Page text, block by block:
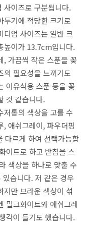
사이즈로 구분됩니다.
두기에 적당한 크기로
엄 사이즈는 일반 크
높이가 13.7cm입니다.
, 가끔씩 작은 스푼을 꽂
의 필요성을 느끼기도
이유식용 스푼 등을 꽂
것 같습니다.
저통의 색상을 고를 수
, 애쉬그레이, 파우더핑
다르게 하여 선택가능합
이트로 하고 받침을 스
색상을 하나로 맞출 수
습니다. 저 같은 경우
지만 브라운 색상이 섞
밀크화이트와 애쉬그레
각이 들기도 했습니다.